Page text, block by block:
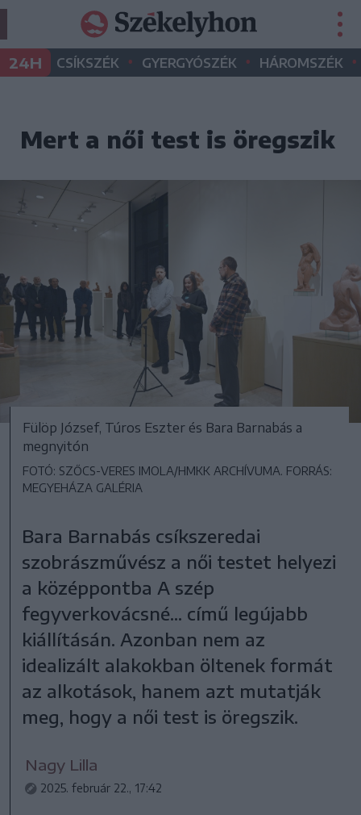
24H CSÍKSZÉK • GYERGYÓSZÉK • HÁROMSZÉK •
Mert a női test is öregszik
Fülöp József, Túros Eszter és Bara Barnabás a
megnyitón
FOTÓ: SZŐCS-VERES IMOLA/HMKK ARCHÍVUMA. FORRÁS:
MEGYEHÁZA GALÉRIA
Bara Barnabás csíkszeredai
szobrászművész a női testet helyezi
a középpontba A szép
fegyverkovácsné... című legújabb
kiállításán. Azonban nem az
idealizált alakokban öltenek formát
az alkotások, hanem azt mutatják
meg, hogy a női test is öregszik.
Nagy Lilla
2025. február 22., 17:42